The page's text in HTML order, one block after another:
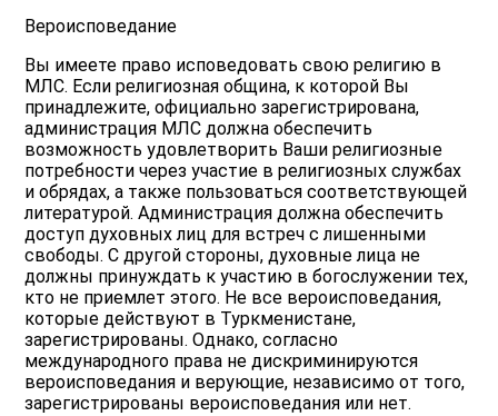
Вероисповедание
Вы имеете право исповедовать свою религию в
МЛС. Если религиозная община, к которой Вы
принадлежите, официально зарегистрирована,
администрация МЛС должна обеспечить
возможность удовлетворить Ваши религиозные
потребности через участие в религиозных службах
и обрядах, а также пользоваться соответствующей
литературой. Администрация должна обеспечить
доступ духовных лиц для встреч с лишенными
свободы. С другой стороны, духовные лица не
должны принуждать к участию в богослужении тех,
кто не приемлет этого. Не все вероисповедания,
которые действуют в Туркменистане,
зарегистрированы. Однако, согласно
международного права не дискриминируются
вероисповедания и верующие, независимо от того,
зарегистрированы вероисповедания или нет.